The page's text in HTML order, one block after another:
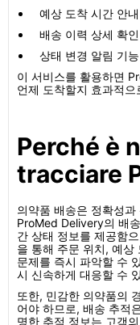
예상 도착 시간 안내
배송 이력 상세 확인
상태 변경 알림 기능
이 서비스를 활용하면
언제 도착할지 효과적
Perché è
tracciare
의약품 배송은 정확성
ProMed Delivery의 배
간 상태 정보를 제공함
을 통해 주문 위치, 예상
문제를 즉시 파악할 수
시 신속하게 대응할 수
또한, 민감한 의약품의
어야 하므로, 배송 추적
명한 추적 정보는 고객